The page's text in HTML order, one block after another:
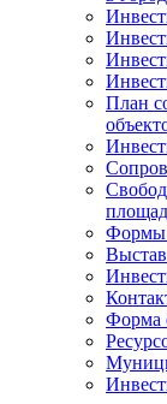
План
Формы
Форма